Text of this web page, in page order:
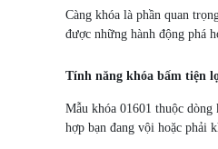
Càng khóa là phần quan
được những hành động phá
Tính năng khóa bấm tiện
Mẫu khóa 01601 thuộc
hợp bạn đang vội hoặc phải